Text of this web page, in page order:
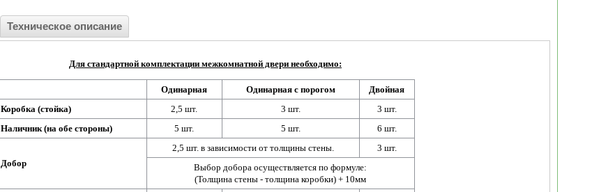
Техническое описание
Для стандартной комплектации межкомнатной двери необходимо:
Одинарная Одинарная с порогом
Двойная
Коробка (стойка)
2,5 шт. 3 шт.
3 шт.
Наличник (на обе стороны)
5 шт. 5 шт. 6 шт.
Добор
2,5 шт. в зависимости от толщины стены.
3 шт.
Выбор добора осуществляется по формуле:
(Толщина стены - толщина коробки) + 10мм